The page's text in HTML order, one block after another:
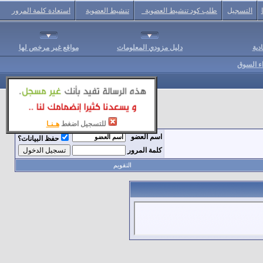
للتسجيل اضغط هـنـا
التسجيل طلب كود تنشيط العضوية تنشيط العضوية استعادة كلمة المرور
دليل مزودي المعلومات مواقع غير مرخص لها
السوق
اسم العضو
حفظ البيانات؟
كلمة المرور
التقويم